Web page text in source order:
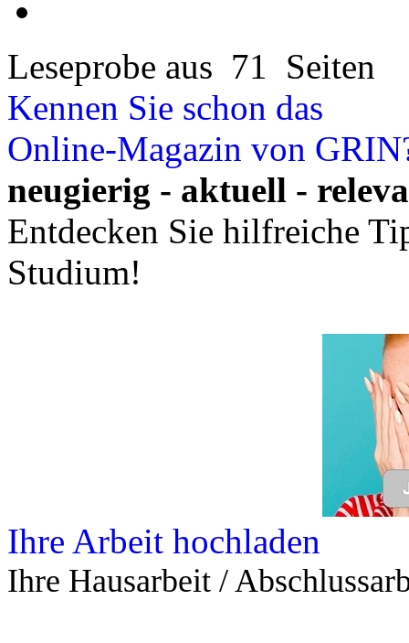
Leseprobe aus 71 Seiten
Kennen Sie schon das
Online-Magazin von
neugierig - aktuell -
Entdecken Sie hilfreiche
Studium!
Ihre Arbeit hochladen
Ihre Hausarbeit /